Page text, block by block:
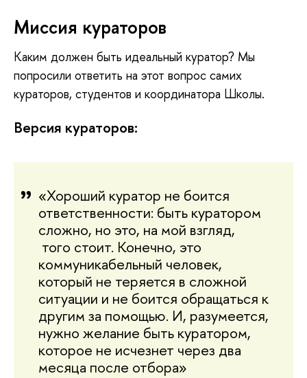
Миссия кураторов
Каким должен быть идеальный куратор? Мы
попросили ответить на этот вопрос самих
кураторов, студентов и координатора Школы.
Версия кураторов:
«Хороший куратор не боится
ответственности: быть куратором
сложно, но это, на мой взгляд,
того стоит. Конечно, это
коммуникабельный человек,
который не теряется в сложной
ситуации и не боится обращаться к
другим за помощью. И, разумеется,
нужно желание быть куратором,
которое не исчезнет через два
месяца после отбора»